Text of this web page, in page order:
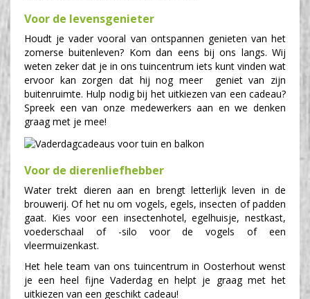
Voor de levensgenieter
Houdt je vader vooral van ontspannen genieten van het
zomerse buitenleven? Kom dan eens bij ons langs. Wij
weten zeker dat je in ons tuincentrum iets kunt vinden wat
ervoor kan zorgen dat hij nog meer geniet van zijn
buitenruimte. Hulp nodig bij het uitkiezen van een cadeau?
Spreek een van onze medewerkers aan en we denken
graag met je mee!
Voor de dierenliefhebber
Water trekt dieren aan en brengt letterlijk leven in de
brouwerij. Of het nu om vogels, egels, insecten of padden
gaat. Kies voor een insectenhotel, egelhuisje, nestkast,
voederschaal of -silo voor de vogels of een
vleermuizenkast.
Het hele team van ons tuincentrum in Oosterhout wenst
je een heel fijne Vaderdag en helpt je graag met het
uitkiezen van een geschikt cadeau!